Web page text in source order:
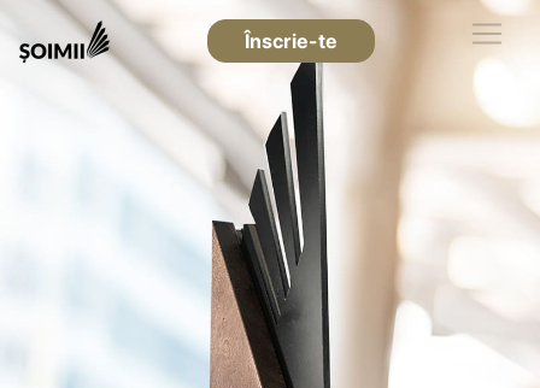
Înscrie-te